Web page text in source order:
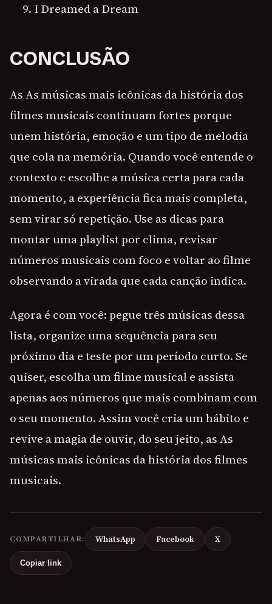
I Dreamed a Dream
CONCLUSÃO
As As músicas mais icônicas da história dos
filmes musicais continuam fortes porque
unem história, emoção e um tipo de melodia
que cola na memória. Quando você entende o
contexto e escolhe a música certa para cada
momento, a experiência fica mais completa,
sem virar só repetição. Use as dicas para
montar uma playlist por clima, revisar
números musicais com foco e voltar ao filme
observando a virada que cada canção indica.
Agora é com você: pegue três músicas dessa
lista, organize uma sequência para seu
próximo dia e teste por um período curto. Se
quiser, escolha um filme musical e assista
apenas aos números que mais combinam com
o seu momento. Assim você cria um hábito e
revive a magia de ouvir, do seu jeito, as As
músicas mais icônicas da história dos filmes
musicais.
COMPARTILHAR: WhatsApp Facebook X
Copiar link